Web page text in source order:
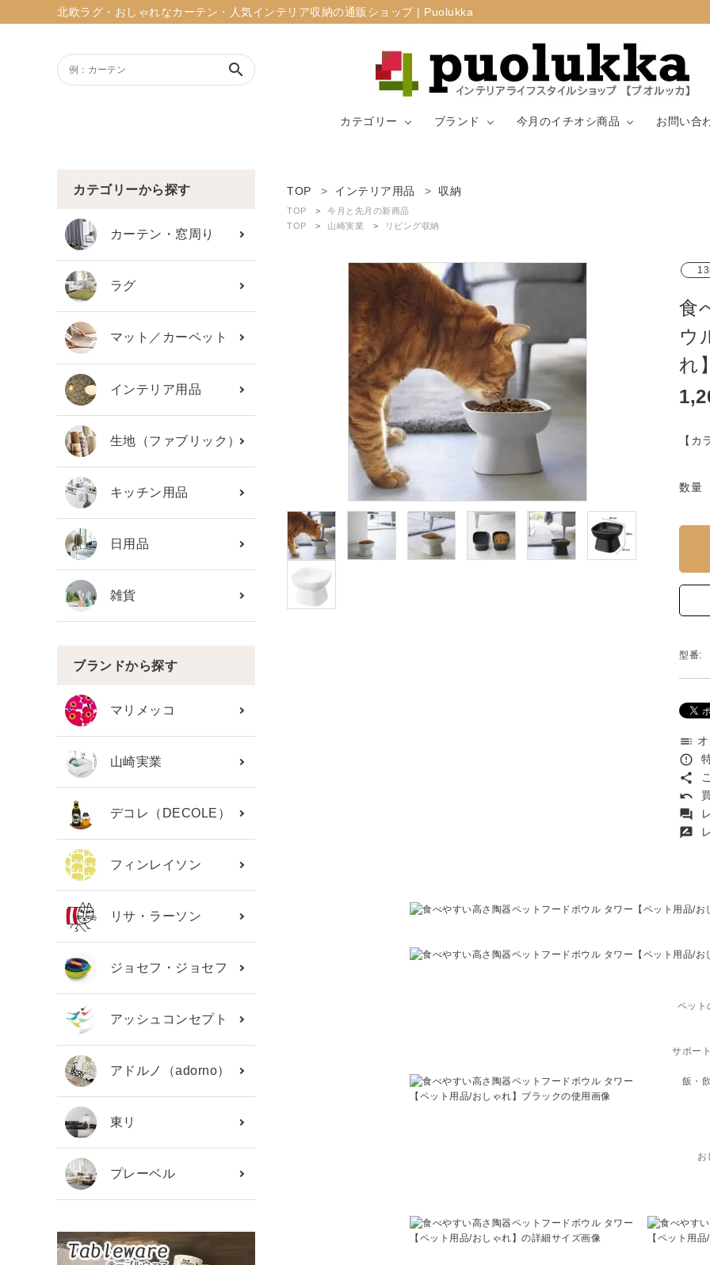
北欧ラグ・おしゃれなカーテン・人気インテリア収納の通販ショップ | Puolukka
search
カテゴリー
カーテン・窓周
り
ック）
ブランド
ョセフ
今月のイチオシ商品 お問い合
ようこそ ゲスト 様
ログイン person 新規会員登録
カテゴリーから探す
ブランド
ガイドライン
カテゴリーから探す
カーテン・窓周り
ラグ
マット／カーペット
インテリア用品
生地（ファブリック）
キッチン用品
日用品
雑貨
ブランドから探す
マリメッコ
山崎実業
デコレ（DECOLE）
フィンレイソン
リサ・ラーソン
ジョセフ・ジョセフ
アッシュコンセプト
アドルノ（adorno）
東リ
プレーベル
TOP インテリア用品 収納
TOP
今月と先月の新商品
TOP
山崎実業 リビング収納
食
ウ
れ
【カ
数量
型番:
toc
error_outline
share
undo
forum
rate_review
ペット
サポー
飯・
お